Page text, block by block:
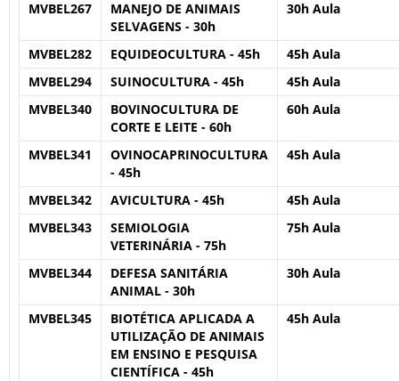
MVBEL267
MANEJO DE ANIMAIS
SELVAGENS - 30h
30h Aula
MVBEL282 EQUIDEOCULTURA - 45h
45h Aula
MVBEL294
SUINOCULTURA - 45h
45h Aula
MVBEL340
BOVINOCULTURA DE
CORTE E LEITE - 60h
60h Aula
MVBEL341
OVINOCAPRINOCULTURA
- 45h
45h Aula
MVBEL342 AVICULTURA - 45h
45h Aula
MVBEL343
SEMIOLOGIA
VETERINÁRIA - 75h
75h Aula
MVBEL344
DEFESA SANITÁRIA
ANIMAL - 30h
30h Aula
MVBEL345
BIOTÉTICA APLICADA A
UTILIZAÇÃO DE ANIMAIS
EM ENSINO E PESQUISA
CIENTÍFICA - 45h
45h Aula